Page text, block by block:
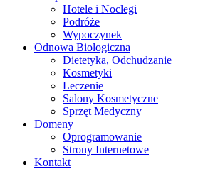
Hotele i Noclegi
Podróże
Wypoczynek
Odnowa Biologiczna
Dietetyka, Odchudzanie
Kosmetyki
Leczenie
Salony Kosmetyczne
Sprzęt Medyczny
Domeny
Oprogramowanie
Strony Internetowe
Kontakt